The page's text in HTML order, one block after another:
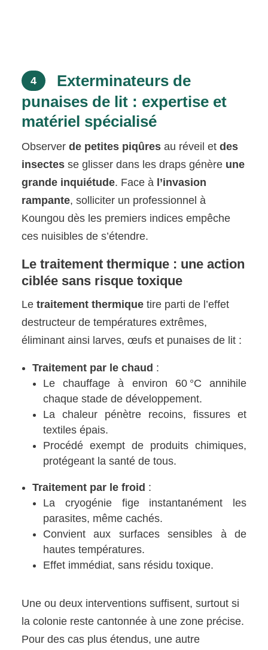
4
Exterminateurs de
punaises de lit : expertise et
matériel spécialisé
Observerde petites piqûres au réveil etdes
insectes se glisser dans les draps génère une
grande inquiétude. Face à l’invasion
rampante, solliciter un professionnel à
Koungou dès les premiers indices empêche
ces nuisibles de s’étendre.
Le traitement thermique : une action
ciblée sans risque toxique
Letraitement thermique tire parti de l’effet
destructeur de températures extrêmes,
éliminant ainsi larves, œufs et punaises de lit :
Traitement par le chaud :
Le chauffage à environ 60 °C annihile
chaque stade de développement.
La chaleur pénètre recoins, fissures et
textiles épais.
Procédé exempt de produits chimiques,
protégeant la santé de tous.
Traitement par le froid :
La cryogénie fige instantanément les
parasites, même cachés.
Convient aux surfaces sensibles à de
hautes températures.
Effet immédiat, sans résidu toxique.
Une ou deux interventions suffisent, surtout si
la colonie reste cantonnée à une zone précise.
Pour des cas plus étendus, une autre